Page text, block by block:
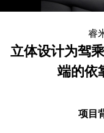
睿
立体设计为驾
端的依
项目